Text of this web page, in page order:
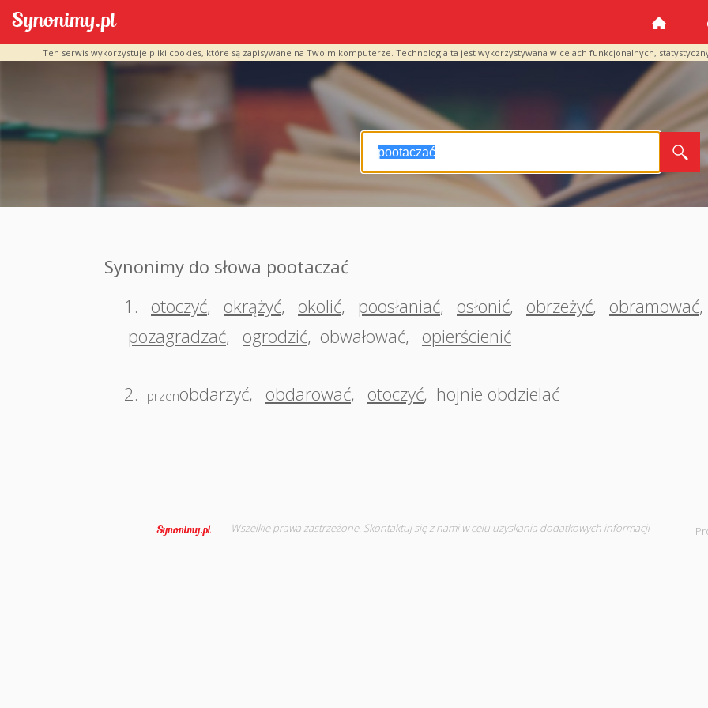
Ten serwis wykorzystuje pliki cookies, które są zapisywane na Twoim komputerze. Technologia ta jest wykorzystywana w celach funkcjonalnych,
Synonimy do słowa pootaczać
1.
otoczyć, okrążyć, okolić, poosłaniać, osłonić, obrzeżyć, obramować,
pozagradzać, ogrodzić, obwałować, opierścienić
2. przenobdarzyć, obdarować, otoczyć, hojnie obdzielać
Wszelkie prawa zastrzeżone. Skontaktuj sięz nami w celu uzyskania dodatkowych informacji